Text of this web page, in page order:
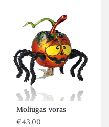
Moliūgas voras
€43.00